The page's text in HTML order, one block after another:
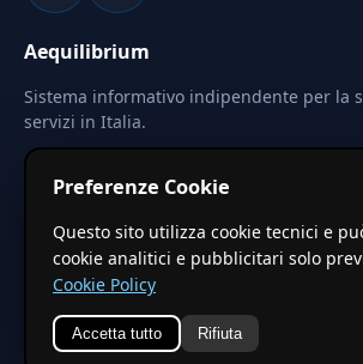
Aequilibrium
Sistema informativo indipendente per la
servizi in Italia.
Le stime pubblicate sono calcolate
territoriali regionali applicati a valori base
costituiscono preventivo ufficiale.
© 2026 Aequilibrium — Un progetto di
Preferenze Cookie
Questo sito utilizza cookie tecnici e
cookie analitici e pubblicitari solo
Cookie Policy
Accetta tutto Rifiuta